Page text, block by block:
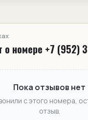
о номере +7 (952)
Пока отзывов нет
с этого номера,
отзыв.